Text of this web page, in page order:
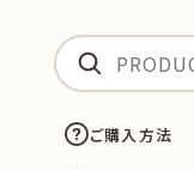
ご購入方法